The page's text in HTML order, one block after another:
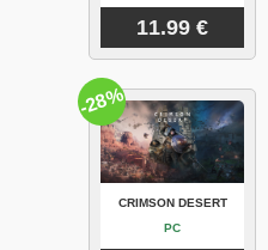
11.99 €
CRIMSON DESERT
PC
-28%